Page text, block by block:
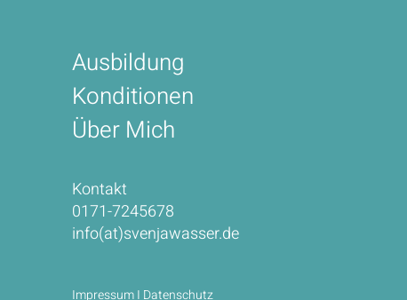
Ausbildung
Konditionen
Über Mich
Kontakt
0171-7245678
info(at)svenjawasser.de
ImpressumI Datenschutz